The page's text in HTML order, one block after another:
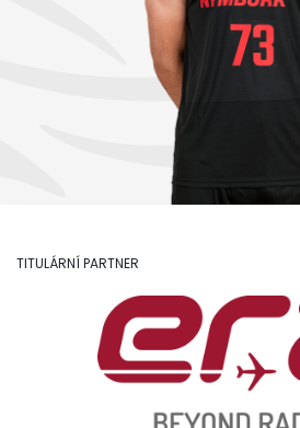
TITULÁRNÍ PARTNER